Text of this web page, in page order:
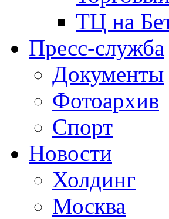
ТЦ на
Пресс-служба
Документы
Фотоархив
Спорт
Новости
Холдинг
Москва